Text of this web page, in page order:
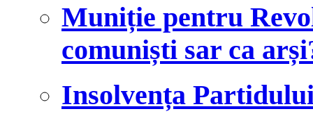
Muniție pentru
comuniști sar ca
Insolvența